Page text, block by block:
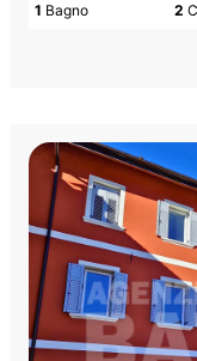
2
1 Bagno